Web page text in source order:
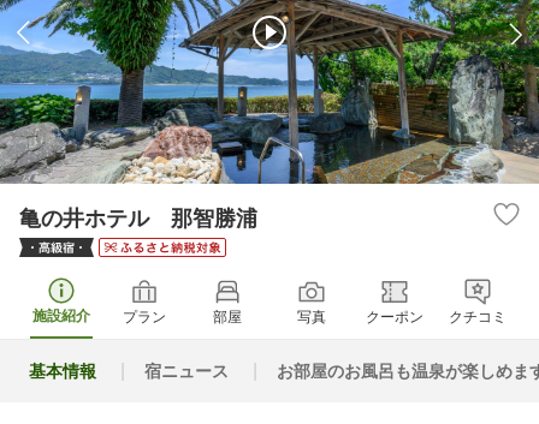
亀の井ホテル 那智勝浦
施設紹介 プラン 部屋 写真 クーポン クチコミ
基本情報 宿ニュース お部屋のお風呂も温泉が楽しめま